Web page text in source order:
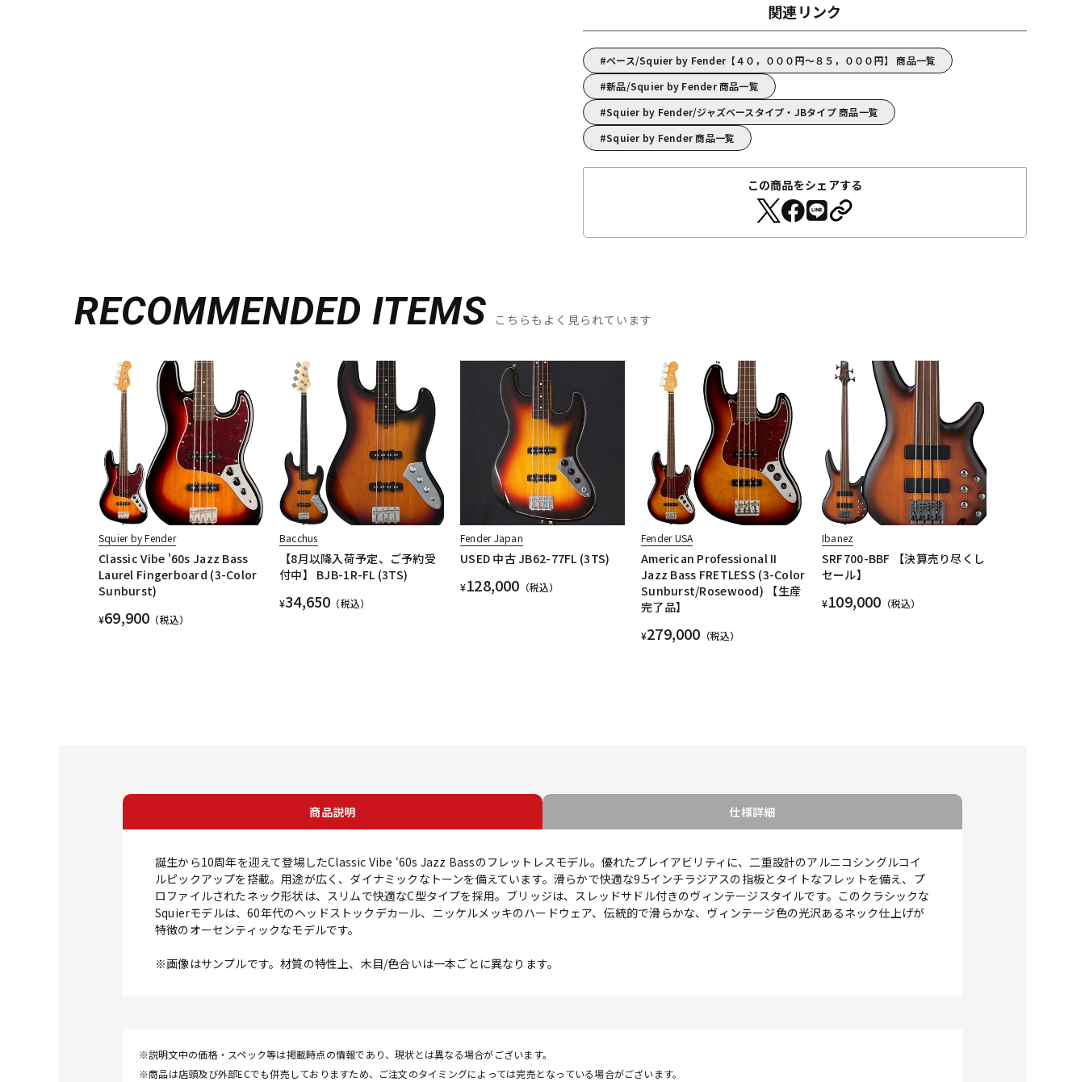
関連リンク
ベース/Squier by Fender【４０，０００円～８５，０００円】 商品一覧
新品/Squier by Fender 商品一覧
Squier by Fender/ジャズベースタイプ・JBタイプ 商品一覧
Squier by Fender 商品一覧
この商品をシェアする
RECOMMENDED ITEMS こちらもよく見られています
Squier by Fender
Classic Vibe '60s Jazz Bass
Laurel Fingerboard (3-Color
Sunburst)
¥69,900 （税込）
Bacchus
【8月以降入荷予定、ご予約受
付中】 BJB-1R-FL (3TS)
¥34,650 （税込）
Fender Japan
USED 中古 JB62-77FL (3TS)
¥128,000 （税込）
Fender USA
American Professional II
Jazz Bass FRETLESS (3-Color
Sunburst/Rosewood) 【生産
完了品】
¥279,000 （税込）
Ibanez
SRF700-BBF 【決算売り尽くし
セール】
¥109,000 （税込）
商品説明 仕様詳細
誕生から10周年を迎えて登場したClassic Vibe ‘60s Jazz Bassのフレットレスモデル。優れたプレイアビリティに、二重設計のアルニコシングルコイ
ルピックアップを搭載。用途が広く、ダイナミックなトーンを備えています。滑らかで快適な9.5インチラジアスの指板とタイトなフレットを備え、プ
ロファイルされたネック形状は、スリムで快適なC型タイプを採用。ブリッジは、スレッドサドル付きのヴィンテージスタイルです。このクラシックな
Squierモデルは、60年代のヘッドストックデカール、ニッケルメッキのハードウェア、伝統的で滑らかな、ヴィンテージ色の光沢あるネック仕上げが
特徴のオーセンティックなモデルです。
※画像はサンプルです。材質の特性上、木目/色合いは一本ごとに異なります。
※説明文中の価格・スペック等は掲載時点の情報であり、現状とは異なる場合がございます。
※商品は店頭及び外部ECでも併売しておりますため、ご注文のタイミングによっては完売となっている場合がございます。